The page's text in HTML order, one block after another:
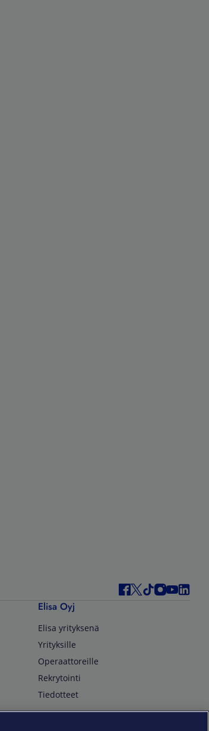
Elisa Oyj
Elisa yrityksenä
Yrityksille
Operaattoreille
Rekrytointi
Tiedotteet